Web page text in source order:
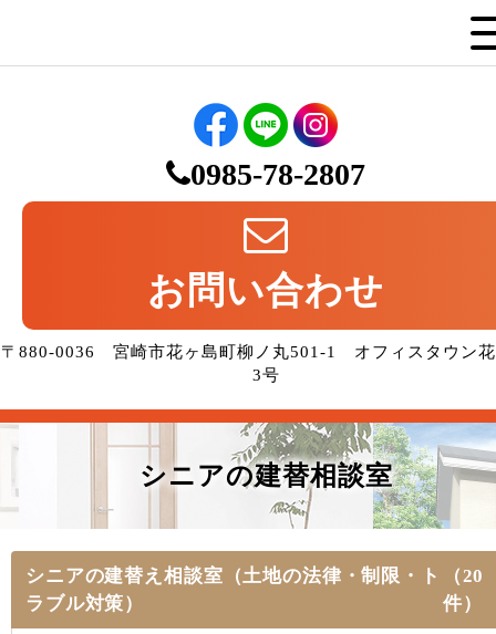
0985-78-2807
お問い合わせ
〒880-0036 宮崎市花ヶ島町柳ノ丸501-1 オフィスタウン
3号
シニアの建替相談室
シニアの建替え相談室（土地の法律・制限・ト
ラブル対策）
（20
件）